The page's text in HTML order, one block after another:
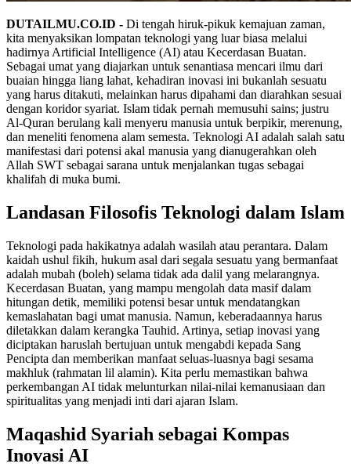
DUTAILMU.CO.ID - Di tengah hiruk-pikuk kemajuan zaman,
kita menyaksikan lompatan teknologi yang luar biasa melalui
hadirnya Artificial Intelligence (AI) atau Kecerdasan Buatan.
Sebagai umat yang diajarkan untuk senantiasa mencari ilmu dari
buaian hingga liang lahat, kehadiran inovasi ini bukanlah sesuatu
yang harus ditakuti, melainkan harus dipahami dan diarahkan sesuai
dengan koridor syariat. Islam tidak pernah memusuhi sains; justru
Al-Quran berulang kali menyeru manusia untuk berpikir, merenung,
dan meneliti fenomena alam semesta. Teknologi AI adalah salah satu
manifestasi dari potensi akal manusia yang dianugerahkan oleh
Allah SWT sebagai sarana untuk menjalankan tugas sebagai
khalifah di muka bumi.
Landasan Filosofis Teknologi dalam Islam
Teknologi pada hakikatnya adalah wasilah atau perantara. Dalam
kaidah ushul fikih, hukum asal dari segala sesuatu yang bermanfaat
adalah mubah (boleh) selama tidak ada dalil yang melarangnya.
Kecerdasan Buatan, yang mampu mengolah data masif dalam
hitungan detik, memiliki potensi besar untuk mendatangkan
kemaslahatan bagi umat manusia. Namun, keberadaannya harus
diletakkan dalam kerangka Tauhid. Artinya, setiap inovasi yang
diciptakan haruslah bertujuan untuk mengabdi kepada Sang
Pencipta dan memberikan manfaat seluas-luasnya bagi sesama
makhluk (rahmatan lil alamin). Kita perlu memastikan bahwa
perkembangan AI tidak melunturkan nilai-nilai kemanusiaan dan
spiritualitas yang menjadi inti dari ajaran Islam.
Maqashid Syariah sebagai Kompas
Inovasi AI